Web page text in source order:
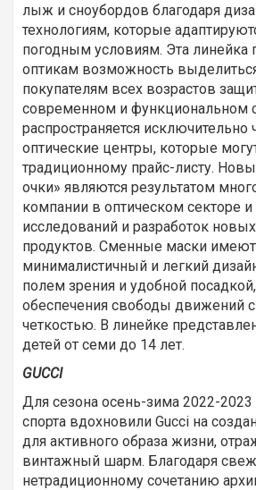
лыж и сноубордов благодаря
технологиям, которые
погодным условиям. Эта линейка
оптикам возможность
покупателям всех возрастов
современном и функциональном
распространяется исключительно
оптические центры, которые
традиционному прайс-листу.
очки» являются результатом
компании в оптическом секторе
исследований и разработок новых
продуктов. Сменные маски имеют
минималистичный и легкий
полем зрения и удобной
обеспечения свободы движений
четкостью. В линейке
детей от семи до 14 лет.
GUCCI
Для сезона осень-зима 2022-
спорта вдохновили Gucci на
для активного образа жизни,
винтажный шарм. Благодаря
нетрадиционному сочетанию